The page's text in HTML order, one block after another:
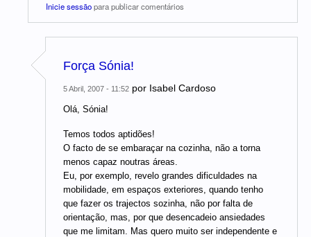
Inicie sessãopara publicar comentários
Força Sónia!
5 Abril, 2007 - 11:52 por Isabel Cardoso
Olá, Sónia!
Temos todos aptidões!
O facto de se embaraçar na cozinha, não a torna
menos capaz noutras áreas.
Eu, por exemplo, revelo grandes dificuldades na
mobilidade, em espaços exteriores, quando tenho
que fazer os trajectos sozinha, não por falta de
orientação, mas, por que desencadeio ansiedades
que me limitam. Mas quero muito ser independente e